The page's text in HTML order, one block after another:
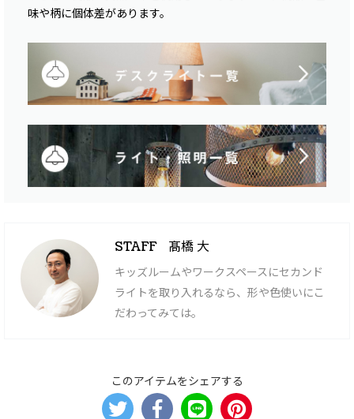
味や柄に個体差があります。
STAFF 髙橋 大
キッズルームやワークスペースにセカンド
ライトを取り入れるなら、形や色使いにこ
だわってみては。
このアイテムをシェアする